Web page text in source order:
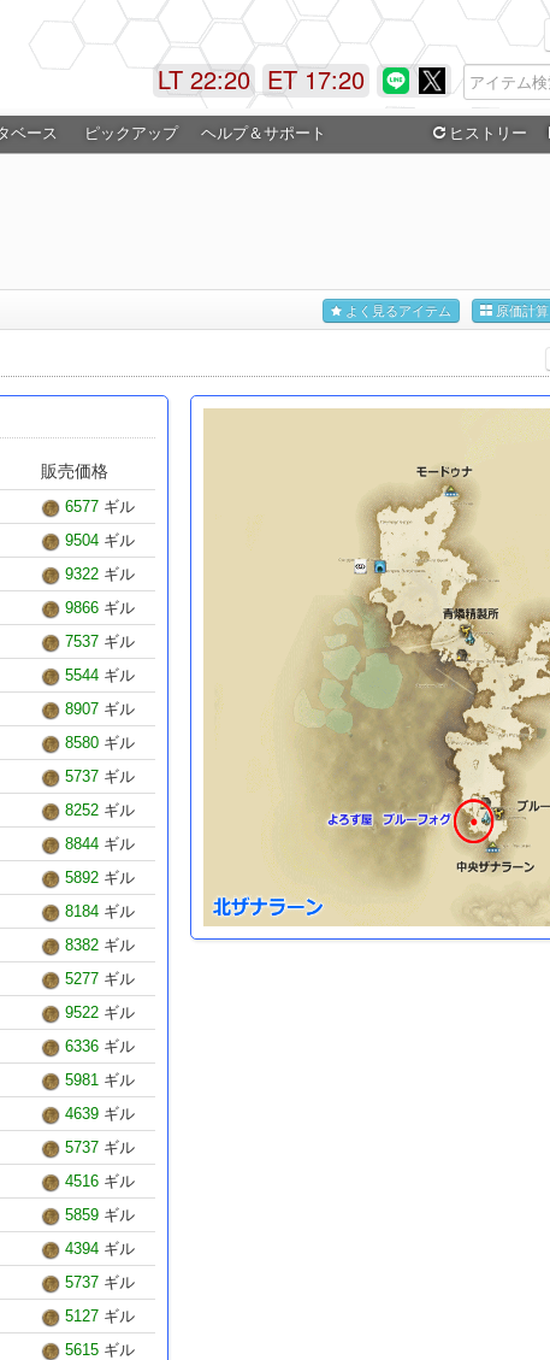
ET 17:20
LT 22:20
ベース ピックアップ ヘルプ＆サポート ヒストリー
原価計算
よく見るアイテム
販売価格
6577 ギル
9504 ギル
9322 ギル
9866 ギル
7537 ギル
5544 ギル
8907 ギル
8580 ギル
5737 ギル
8252 ギル
8844 ギル
5892 ギル
8184 ギル
8382 ギル
5277 ギル
9522 ギル
6336 ギル
5981 ギル
4639 ギル
5737 ギル
4516 ギル
5859 ギル
4394 ギル
5737 ギル
5127 ギル
5615 ギル